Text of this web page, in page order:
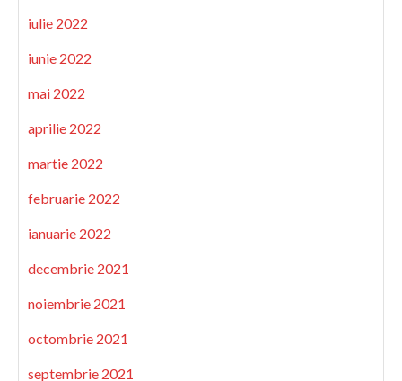
iulie 2022
iunie 2022
mai 2022
aprilie 2022
martie 2022
februarie 2022
ianuarie 2022
decembrie 2021
noiembrie 2021
octombrie 2021
septembrie 2021